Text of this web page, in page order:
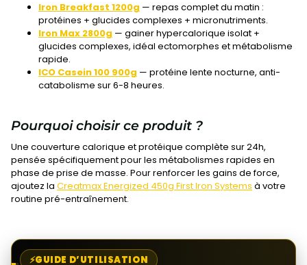
Iron Breakfast 1200g — repas complet du matin :
protéines + glucides complexes + micronutriments.
Iron Max 2800g — gainer hypercalorique isolat +
glucides complexes, idéal ectomorphes et métabolisme
rapide.
ICO Casein 100 900g — protéine lente nocturne, anti-
catabolisme sur 6-8 heures.
Pourquoi choisir ce produit ?
Une couverture calorique et protéique complète sur 24h,
pensée spécifiquement pour les métabolismes rapides en
phase de prise de masse. Pour renforcer les gains de force,
ajoutez la Creatmax Energized 450g First Iron Systems à votre
routine pré-entraînement.
GUIDE D’UTILISATION